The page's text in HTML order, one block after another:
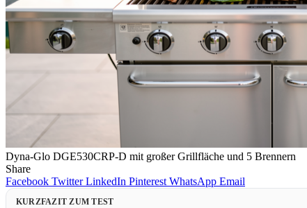
Dyna-Glo DGE530CRP-D mit großer Grillfläche und 5 Brennern
Share
Facebook Twitter LinkedIn Pinterest WhatsApp Email
KURZFAZIT ZUM TEST